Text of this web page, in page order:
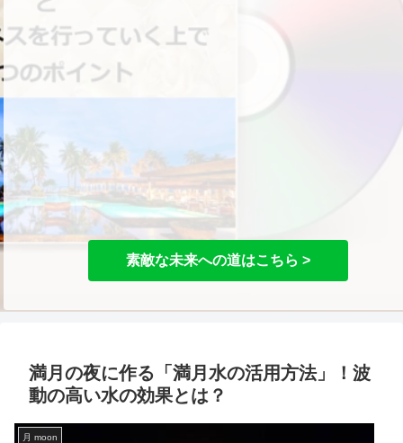
素敵な未来への道はこちら >
満月の夜に作る「満月水の活用方法」！波
動の高い水の効果とは？
月 moon